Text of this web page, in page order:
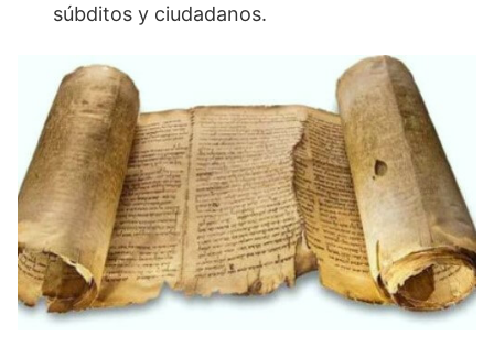
súbditos y ciudadanos.